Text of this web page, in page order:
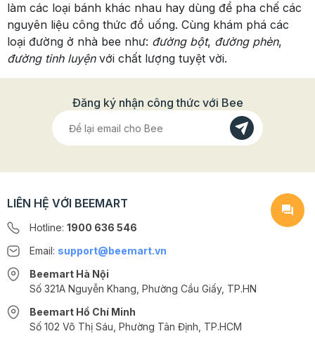
làm các loại bánh khác nhau hay dùng để pha chế các
nguyên liệu công thức đồ uống. Cùng khám phá các
loại đường ở nhà bee như: đường bột, đường phèn,
đường tinh luyệnvới chất lượng tuyệt vời.
Đăng ký nhận công thức với Bee
LIÊN HỆ VỚI BEEMART
Hotline: 1900 636 546
Email: support@beemart.vn
Beemart Hà Nội
Số 321A Nguyễn Khang, Phường Cầu Giấy, TP.HN
Beemart Hồ Chí Minh
Số 102 Võ Thị Sáu, Phường Tân Định, TP.HCM